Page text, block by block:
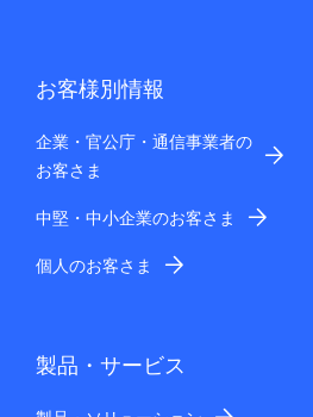
お客様別情報
企業・官公庁・通信事業者の
お客さま
中堅・中小企業のお客さま
個人のお客さま
製品・サービス